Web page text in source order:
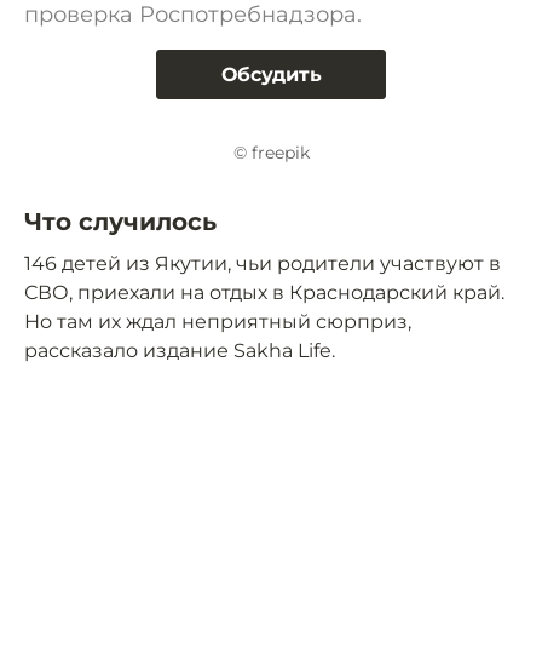
проверка Роспотребнадзора.
Обсудить
© freepik
Что случилось
146 детей из Якутии, чьи родители участвуют в
СВО, приехали на отдых в Краснодарский край.
Но там их ждал неприятный сюрприз,
рассказало издание Sakha Life.